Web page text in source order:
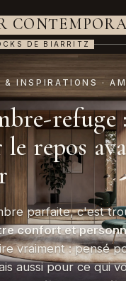
DE BIARRITZ
& INSPIRATIONS ·
refuge
le repos
parfaite, c'est
confort et
vraiment : pensé
aussi pour ce qui